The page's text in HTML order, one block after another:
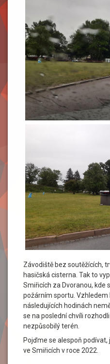
Závodiště bez soutěžících,
hasičská cisterna. Tak to
Smiřicích za Dvoranou, kde
požárním sportu. Vzhledem
následujících hodinách
se na poslední chvíli
nezpůsobilý terén.
Pojďme se alespoň
ve Smiřicích v roce 2022.